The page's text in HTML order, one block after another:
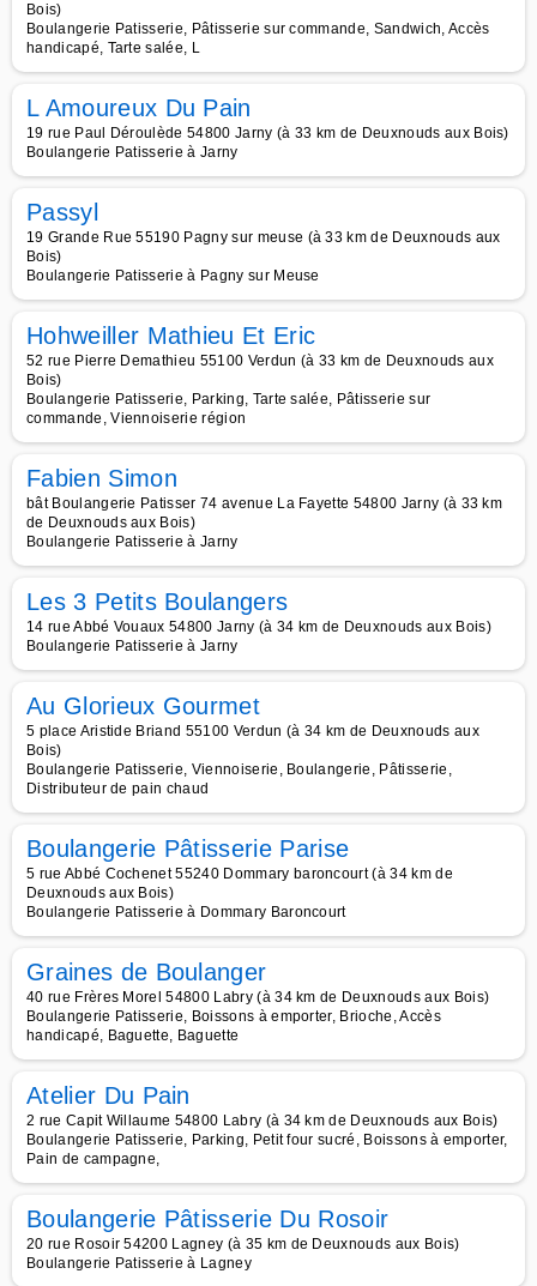
Bois)
Boulangerie Patisserie, Pâtisserie sur commande, Sandwich, Accès
handicapé, Tarte salée, L
L Amoureux Du Pain
19 rue Paul Déroulède 54800 Jarny (à 33 km de Deuxnouds aux Bois)
Boulangerie Patisserie à Jarny
Passyl
19 Grande Rue 55190 Pagny sur meuse (à 33 km de Deuxnouds aux
Bois)
Boulangerie Patisserie à Pagny sur Meuse
Hohweiller Mathieu Et Eric
52 rue Pierre Demathieu 55100 Verdun (à 33 km de Deuxnouds aux
Bois)
Boulangerie Patisserie, Parking, Tarte salée, Pâtisserie sur
commande, Viennoiserie région
Fabien Simon
bât Boulangerie Patisser 74 avenue La Fayette 54800 Jarny (à 33 km
de Deuxnouds aux Bois)
Boulangerie Patisserie à Jarny
Les 3 Petits Boulangers
14 rue Abbé Vouaux 54800 Jarny (à 34 km de Deuxnouds aux Bois)
Boulangerie Patisserie à Jarny
Au Glorieux Gourmet
5 place Aristide Briand 55100 Verdun (à 34 km de Deuxnouds aux
Bois)
Boulangerie Patisserie, Viennoiserie, Boulangerie, Pâtisserie,
Distributeur de pain chaud
Boulangerie Pâtisserie Parise
5 rue Abbé Cochenet 55240 Dommary baroncourt (à 34 km de
Deuxnouds aux Bois)
Boulangerie Patisserie à Dommary Baroncourt
Graines de Boulanger
40 rue Frères Morel 54800 Labry (à 34 km de Deuxnouds aux Bois)
Boulangerie Patisserie, Boissons à emporter, Brioche, Accès
handicapé, Baguette, Baguette
Atelier Du Pain
2 rue Capit Willaume 54800 Labry (à 34 km de Deuxnouds aux Bois)
Boulangerie Patisserie, Parking, Petit four sucré, Boissons à emporter,
Pain de campagne,
Boulangerie Pâtisserie Du Rosoir
20 rue Rosoir 54200 Lagney (à 35 km de Deuxnouds aux Bois)
Boulangerie Patisserie à Lagney